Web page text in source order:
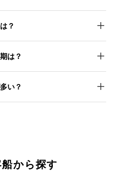
？
は？
い？
から探す